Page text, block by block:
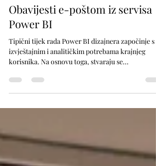
6. lip 2022.
3 min čitanja
Obavijesti e-poštom iz servisa
Power BI
Tipični tijek rada Power BI dizajnera započinje s
izvještajnim i analitičkim potrebama krajnjeg
korisnika. Na osnovu toga, stvaraju se...